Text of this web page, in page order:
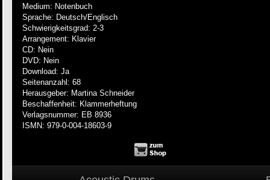
Medium: Notenbuch
Sprache: Deutsch/Englisch
Schwierigkeitsgrad: 2-3
Arrangement: Klavier
CD: Nein
DVD: Nein
Download: Ja
Seitenanzahl: 68
Herausgeber: Martina Schneider
Beschaffenheit: Klammerheftung
Verlagsnummer: EB 8936
ISMN: 979-0-004-18603-9